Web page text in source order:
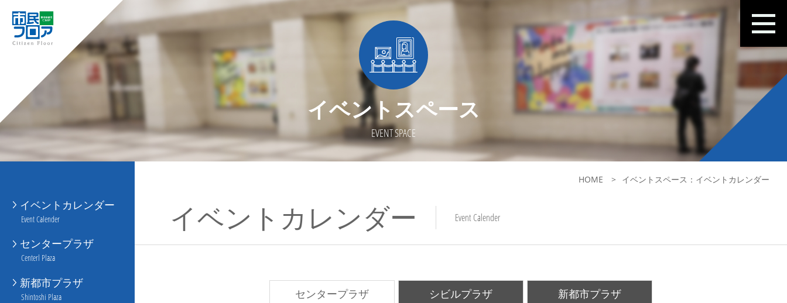
イベントスペース
EVENT SPACE
イベントカレンダー
Event Calender
センタープラザ
Centerl Plaza
新都市プラザ
Shintoshi Plaza
HOME イベントスペース：イベントカレンダー
イベントカレンダー Event Calender
センタープラザ シビルプラザ 新都市プラザ